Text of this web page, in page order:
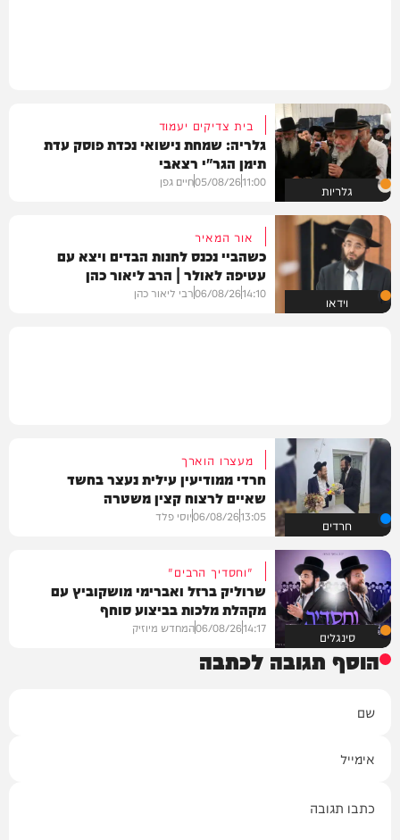
גלריות
בית צדיקים יעמוד
גלריה: שמחת נישואי נכדת פוסק עדת
תימן הגר"י רצאבי
11:00
05/08/26חיים גפן
וידאו
אור המאיר
כשהביי נכנס לחנות הבדים ויצא עם
עטיפה לאולר | הרב ליאור כהן
14:10
06/08/26רבי ליאור כהן
חרדים
מעצרו הוארך
חרדי ממודיעין עילית נעצר בחשד
שאיים לרצוח קצין משטרה
13:05
06/08/26יוסי פלד
סינגלים
"וחסדיך הרבים"
שרוליק ברזל ואברימי מושקוביץ עם
מקהלת מלכות בביצוע סוחף
14:17
06/08/26המחדש מיוזיק
הוסף תגובה לכתבה